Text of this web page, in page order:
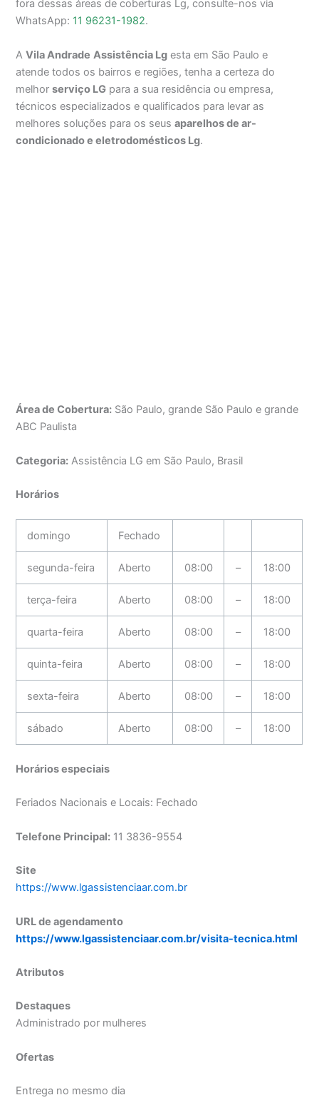
fora dessas áreas de coberturas Lg, consulte-nos via
WhatsApp: 11 96231-1982.
AVila Andrade Assistência Lg esta em São Paulo e
atende todos os bairros e regiões, tenha a certeza do
melhorserviço LG para a sua residência ou empresa,
técnicos especializados e qualificados para levar as
melhores soluções para os seusaparelhos de ar-
condicionado e eletrodomésticos Lg.
Área de Cobertura: São Paulo, grande São Paulo e grande
ABC Paulista
Categoria: Assistência LG em São Paulo, Brasil
Horários
domingo Fechado
segunda-feira Aberto 08:00 – 18:00
terça-feira Aberto 08:00 – 18:00
quarta-feira Aberto 08:00 – 18:00
quinta-feira Aberto 08:00 – 18:00
sexta-feira Aberto 08:00 – 18:00
sábado Aberto 08:00 – 18:00
Horários especiais
Feriados Nacionais e Locais: Fechado
Telefone Principal: 11 3836-9554
Site
https://www.lgassistenciaar.com.br
URL de agendamento
https://www.lgassistenciaar.com.br/visita-tecnica.html
Atributos
Destaques
Administrado por mulheres
Ofertas
Entrega no mesmo dia